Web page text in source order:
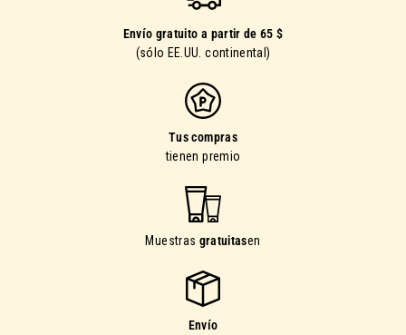
Envío gratuito a partir de 65 $
(sólo EE.UU. continental)
Tus compras
tienen premio
Muestras gratuitasen
Envío